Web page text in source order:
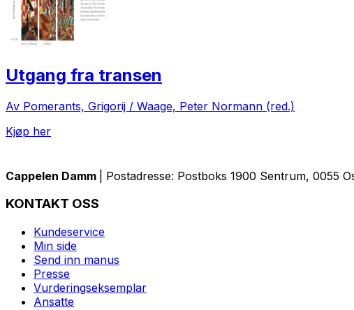
Utgang fra transen
Av Pomerants, Grigorij / Waage, Peter Normann (red.)
Kjøp her
Cappelen Damm | Postadresse: Postboks 1900 Sentrum, 0055
KONTAKT OSS
Kundeservice
Min side
Send inn manus
Presse
Vurderingseksemplar
Ansatte